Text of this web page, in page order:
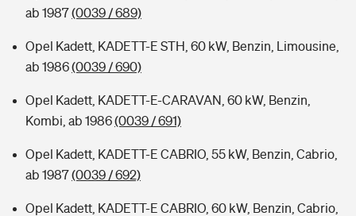
ab 1987(0039 / 689)
Opel Kadett, KADETT-E STH, 60 kW, Benzin, Limousine,
ab 1986(0039 / 690)
Opel Kadett, KADETT-E-CARAVAN, 60 kW, Benzin,
Kombi, ab 1986(0039 / 691)
Opel Kadett, KADETT-E CABRIO, 55 kW, Benzin, Cabrio,
ab 1987(0039 / 692)
Opel Kadett, KADETT-E CABRIO, 60 kW, Benzin, Cabrio,